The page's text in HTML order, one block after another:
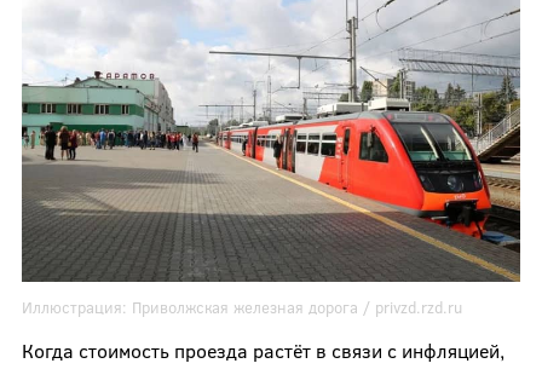
Иллюстрация: Приволжская железная дорога / privzd.rzd.ru
Когда стоимость проезда растёт в связи с инфляцией,